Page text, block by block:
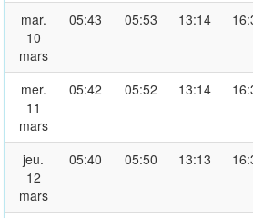
mar.
10
mars
05:43 05:53 13:14
mer.
11
mars
05:42 05:52 13:14
jeu.
12
mars
05:40 05:50 13:13